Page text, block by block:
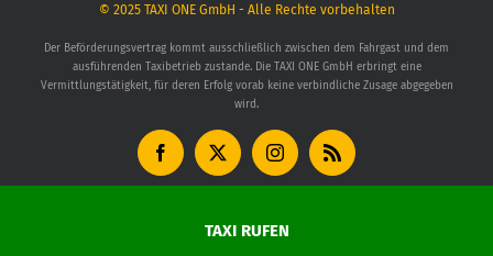
TAXI RUFEN
© 2025 TAXI ONE GmbH - Alle Rechte vorbehalten
Der Beförderungsvertrag kommt ausschließlich zwischen dem Fahrgast und dem
ausführenden Taxibetrieb zustande. Die TAXI ONE GmbH erbringt eine
Vermittlungstätigkeit, für deren Erfolg vorab keine verbindliche Zusage abgegeben
wird.
Facebook
X InstagramRss